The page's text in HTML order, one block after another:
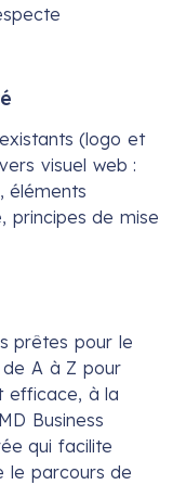
(logo et
visuel web :
éléments
principes de mise
prêtes pour le
A à Z pour
efficace, à la
Business
qui facilite
le parcours de